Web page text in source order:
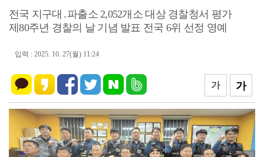
전국 지구대․파출소 2,052개소 대상 경찰청서 평가
제80주년 경찰의 날 기념 발표 전국 6위 선정 영예
입력 : 2025. 10. 27(월) 11:24
가
가